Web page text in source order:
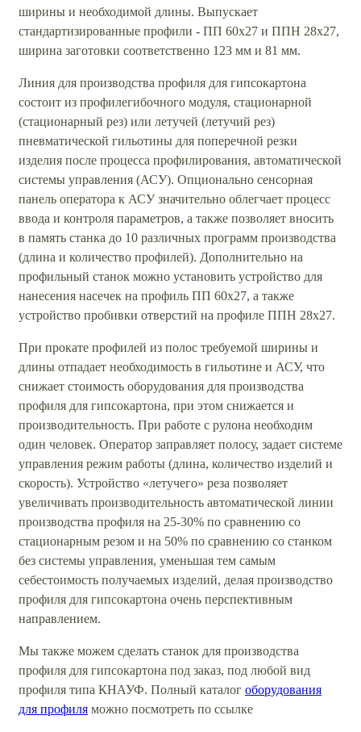
ширины и необходимой длины. Выпускает
стандартизированные профили - ПП 60х27 и ППН 28х27,
ширина заготовки соответственно 123 мм и 81 мм.
Линия для производства профиля для гипсокартона
состоит из профилегибочного модуля, стационарной
(стационарный рез) или летучей (летучий рез)
пневматической гильотины для поперечной резки
изделия после процесса профилирования, автоматической
системы управления (АСУ). Опционально сенсорная
панель оператора к АСУ значительно облегчает процесс
ввода и контроля параметров, а также позволяет вносить
в память станка до 10 различных программ производства
(длина и количество профилей). Дополнительно на
профильный станок можно установить устройство для
нанесения насечек на профиль ПП 60х27, а также
устройство пробивки отверстий на профиле ППН 28х27.
При прокате профилей из полос требуемой ширины и
длины отпадает необходимость в гильотине и АСУ, что
снижает стоимость оборудования для производства
профиля для гипсокартона, при этом снижается и
производительность. При работе с рулона необходим
один человек. Оператор заправляет полосу, задает системе
управления режим работы (длина, количество изделий и
скорость). Устройство «летучего» реза позволяет
увеличивать производительность автоматической линии
производства профиля на 25-30% по сравнению со
стационарным резом и на 50% по сравнению со станком
без системы управления, уменьшая тем самым
себестоимость получаемых изделий, делая производство
профиля для гипсокартона очень перспективным
направлением.
Мы также можем сделать станок для производства
профиля для гипсокартона под заказ, под любой вид
профиля типа КНАУФ. Полный каталог оборудования
для профиля можно посмотреть по ссылке